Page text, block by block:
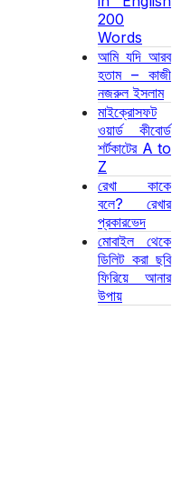
200
Words
আমি যদি আরব
হতাম – কাজী
নজরুল ইসলাম
মাইক্রোসফট
ওয়ার্ড কীবোর্ড
শর্টকাটের A to
Z
রেখা কাকে
বলে? রেখার
প্রকারভেদ
মোবাইল থেকে
ডিলিট করা ছবি
ফিরিয়ে আনার
উপায়